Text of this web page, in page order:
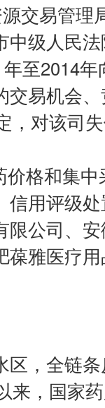
易管理
级人民
至2014
交易机会
，对该司
格和集中
信用评级
限公司、
雅医疗
，全链条
来，国家